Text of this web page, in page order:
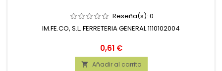
Reseña(s): 0
IM.FE.CO, S.L. FERRETERIA GENERAL 1110102004
Precio
0,61 €
 Añadir al carrito